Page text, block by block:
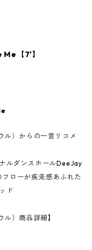
【7'】
ル）からの一言リコメ
ルダンスホールDeeJay
ローが疾走感あふれた
ド
）商品詳細】